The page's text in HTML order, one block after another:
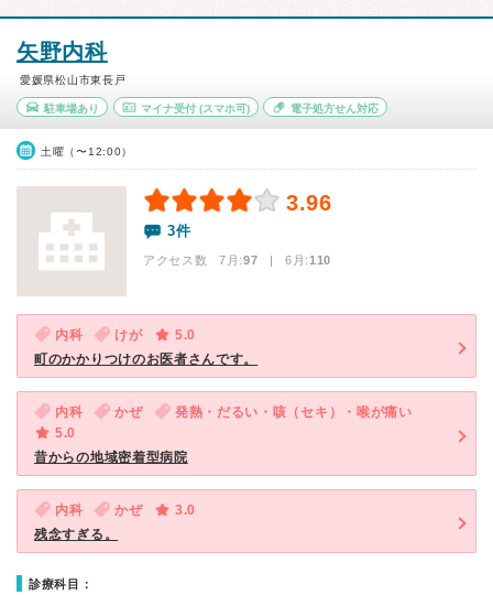
矢野内科
愛媛県松山市東長戸
駐車場あり マイナ受付(スマホ可) 電子処方せん対応
土曜（〜12:00）
3.96
3件
アクセス数 7月:97 | 6月:110
内科 けが
5.0
町のかかりつけのお医者さんです。
内科 かぜ
発熱・だるい・咳（セキ）・喉が痛い
5.0
昔からの地域密着型病院
内科 かぜ
3.0
残念すぎる。
診療科目：